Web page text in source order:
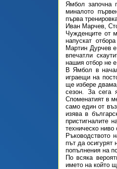
Ямбол започна
миналото
първа
Иван Марчев,
Чужденците от
напускат
Мартин Дурчев
впечатли
нашия отбор не е
В Ямбол в
играещи на
ще избере
сезон. За сега
Споменатият в
само един от
изява в
пристигналите
техническо ниво
Ръководството
път да осигурят
попълнения на
По всяка
името на който